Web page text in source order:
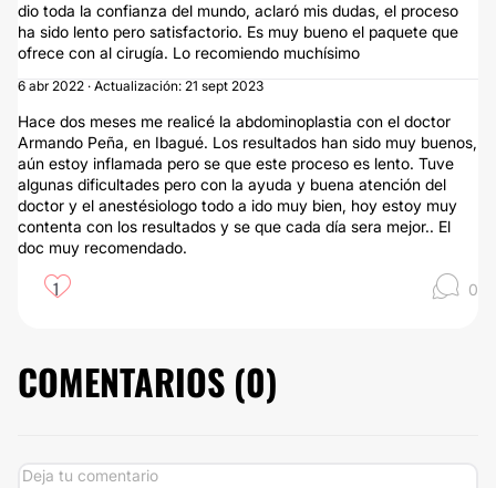
dio toda la confianza del mundo, aclaró mis dudas, el proceso
ha sido lento pero satisfactorio. Es muy bueno el paquete que
ofrece con al cirugía. Lo recomiendo muchísimo
6 abr 2022 · Actualización: 21 sept 2023
Hace dos meses me realicé la abdominoplastia con el doctor
Armando Peña, en Ibagué. Los resultados han sido muy buenos,
aún estoy inflamada pero se que este proceso es lento. Tuve
algunas dificultades pero con la ayuda y buena atención del
doctor y el anestésiologo todo a ido muy bien, hoy estoy muy
contenta con los resultados y se que cada día sera mejor.. El
doc muy recomendado.
1 0
COMENTARIOS (0)